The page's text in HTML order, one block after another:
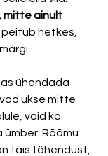
mitte ainult
peitub hetkes,
ühendada
ukse mitte
vaid ka
Rõõmu
täis tähendust,